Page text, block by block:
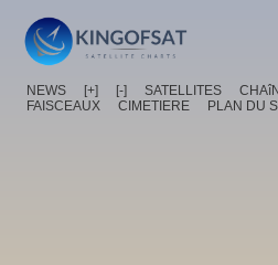
NEWS [+] [-] SATELLITES
FAISCEAUX
CIMETIERE PLAN DU